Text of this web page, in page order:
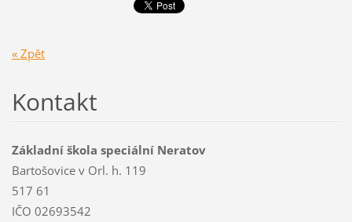
« Zpět
Kontakt
Základní škola speciální Neratov
Bartošovice v Orl. h. 119
517 61
IČO 02693542